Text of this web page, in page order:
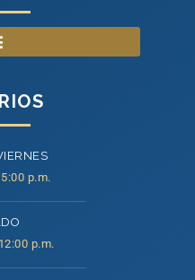
p.m.
p.m.